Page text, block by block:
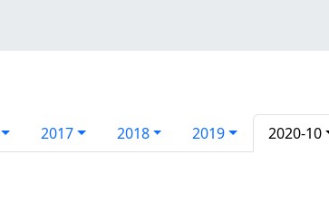
2017 2018 2019 2020-10